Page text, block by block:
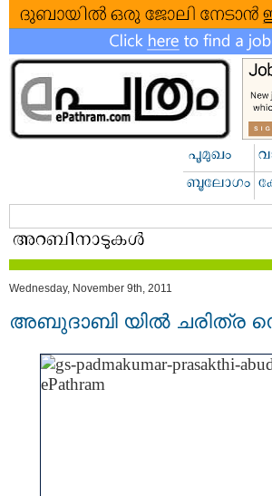
Wednesday, November 9th, 2011
അബുദാബി യില്‍ ചരിത്ര